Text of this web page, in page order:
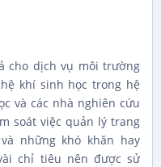
cho dịch vụ môi trường
khí sinh học trong hệ
và các nhà nghiên cứu
soát việc quản lý trang
những khó khăn hay
chỉ tiêu nên được sử